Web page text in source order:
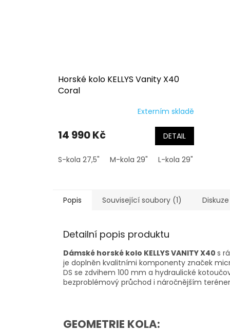
Horské kolo KELLYS Vanity X40
Coral
Externím skladě
14 990 Kč DETAIL
S-kola 27,5" M-kola 29" L-kola 29"
Popis Související soubory (1) Diskuze
Detailní popis produktu
Dámské horské kolo KELLYS VANITY X40 s
je doplněn kvalitními komponenty značek
DS se zdvihem 100 mm a hydraulické
bezproblémový průchod i náročnějším
GEOMETRIE KOLA: